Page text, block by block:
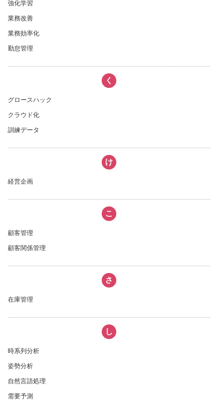
強化学習
業務改善
業務効率化
勤怠管理
く
グロースハック
クラウド化
訓練データ
け
経営企画
こ
顧客管理
顧客関係管理
さ
在庫管理
し
時系列分析
姿勢分析
自然言語処理
需要予測